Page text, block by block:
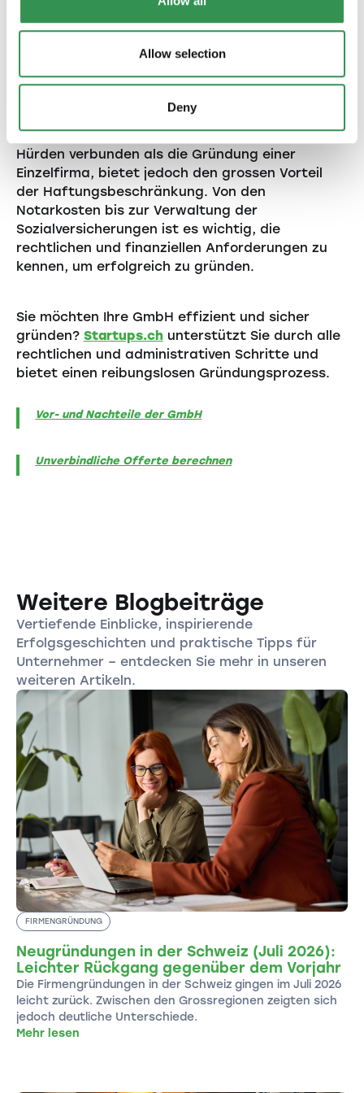
Allow selection
Deny
Startups.ch
Unterstützung, um den rechtlichen
Anforderungen und den administrativen Hürden
sicher durch jeden Schritt.
Die Gründung einer GmbH in der Schweiz ist mit
höheren Kosten und mehr administrativen
Hürden verbunden als die Gründung einer
Einzelfirma, bietet jedoch den grossen Vorteil
der Haftungsbeschränkung. Von den
Notarkosten bis zur Verwaltung der
Sozialversicherungen ist es wichtig, die
rechtlichen und finanziellen Anforderungen zu
kennen, um erfolgreich zu gründen.
Sie möchten Ihre GmbH effizient und sicher
gründen? Startups.chunterstützt Sie durch alle
rechtlichen und administrativen Schritte und
bietet einen reibungslosen Gründungsprozess.
Vor- und Nachteile der GmbH
Unverbindliche Offerte berechnen
Weitere Blogbeiträge
Vertiefende Einblicke, inspirierende
Erfolgsgeschichten und praktische Tipps für
Unternehmer – entdecken Sie mehr in unseren
weiteren Artikeln.
FIRMENGRÜNDUNG
Neugründungen in der Schweiz (Juli 2026):
Leichter Rückgang gegenüber dem Vorjahr
Die Firmengründungen in der Schweiz gingen im Juli 2026
leicht zurück. Zwischen den Grossregionen zeigten sich
jedoch deutliche Unterschiede.
Mehr lesen